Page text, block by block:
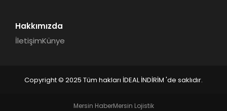
Hakkımızda
İletişimKünye
Copyright © 2025 Tüm hakları İDEAL İNDİRİM 'de saklıdır.
Mersin HaberMersin Lojistik